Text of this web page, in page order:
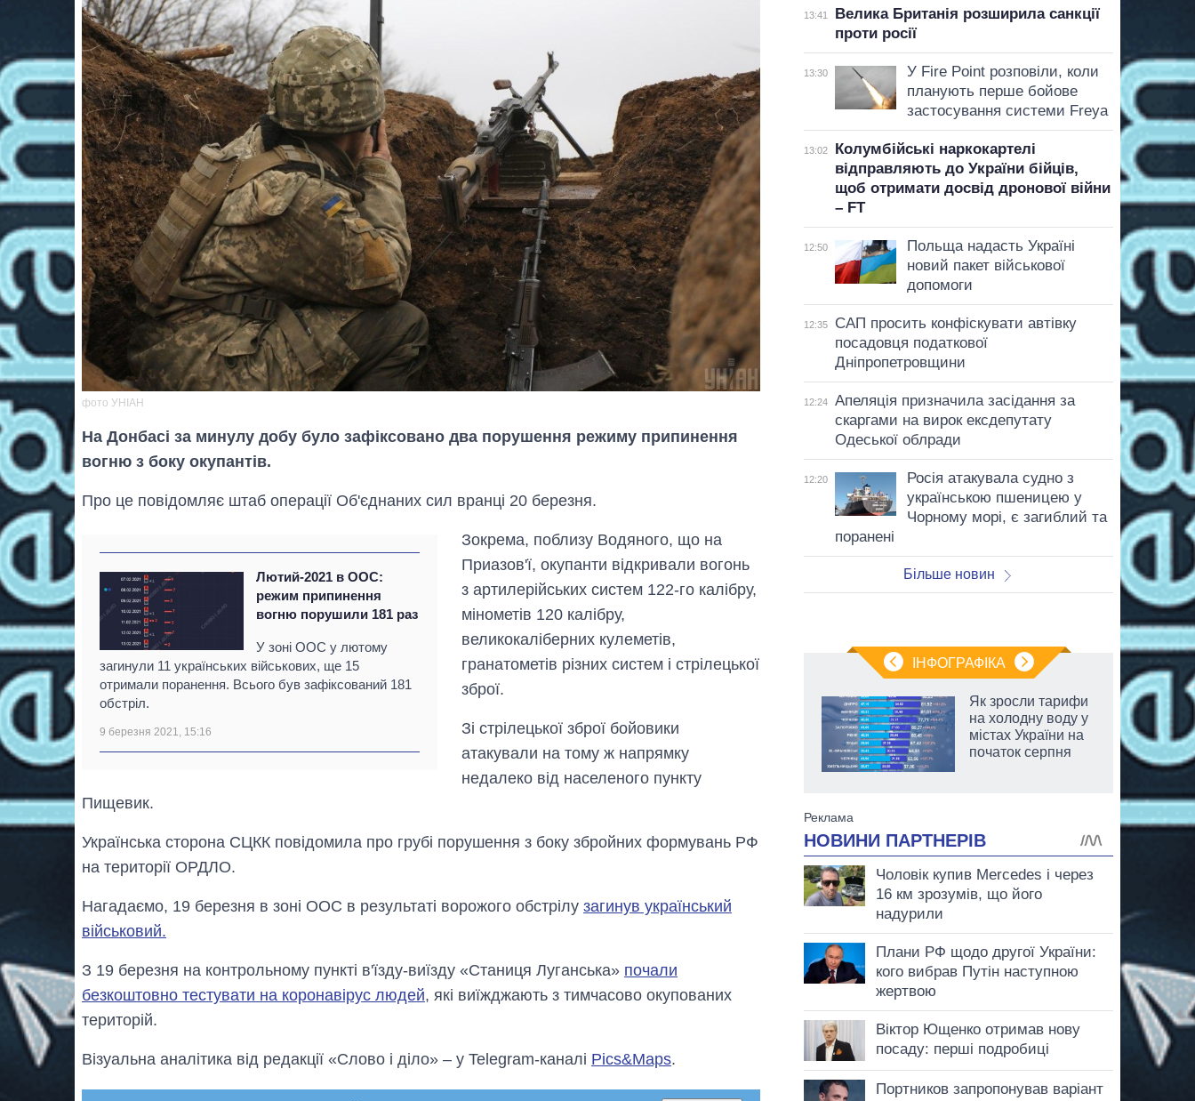
фото УНІАН
На Донбасі за минулу добу було зафіксовано два порушення режиму припинення
вогню з боку окупантів.
Про це повідомляє штаб операції Об'єднаних сил вранці 20 березня.
Лютий-2021 в ООС:
режим припинення
вогню порушили 181 раз
У зоні ООС у лютому
загинули 11 українських військових, ще 15
отримали поранення. Всього був зафіксований 181
обстріл.
9 березня 2021, 15:16
Зокрема, поблизу Водяного, що на
Приазов'ї, окупанти відкривали вогонь
з артилерійських систем 122-го калібру,
мінометів 120 калібру,
великокаліберних кулеметів,
гранатометів різних систем і стрілецької
зброї.
Зі стрілецької зброї бойовики
атакували на тому ж напрямку
недалеко від населеного пункту
Пищевик.
Українська сторона СЦКК повідомила про грубі порушення з боку збройних формувань РФ
на території ОРДЛО.
Нагадаємо, 19 березня в зоні ООС в результаті ворожого обстрілу загинув український
військовий.
З 19 березня на контрольному пункті в'їзду-виїзду «Станиця Луганська» почали
безкоштовно тестувати на коронавірус людей, які виїжджають з тимчасово окупованих
територій.
Візуальна аналітика від редакції «Слово і діло» – у Telegram-каналі Pics&Maps.
13:41
Велика Британія розширила санкції
проти росії
13:30
У Fire Point розповіли, коли
планують перше бойове
застосування системи Freya
13:02
Колумбійські наркокартелі
відправляють до України бійців,
щоб отримати досвід дронової війни
– FT
12:50
Польща надасть Україні
новий пакет військової
допомоги
12:35
САП просить конфіскувати автівку
посадовця податкової
Дніпропетровщини
12:24
Апеляція призначила засідання за
скаргами на вирок ексдепутату
Одеської облради
12:20
Росія атакувала судно з
українською пшеницею у
Чорному морі, є загиблий та
поранені
Більше новин
ІНФОГРАФІКА
медзакладів в
Україні за роки
Як зросли тарифи
на холодну воду у
містах України на
початок серпня